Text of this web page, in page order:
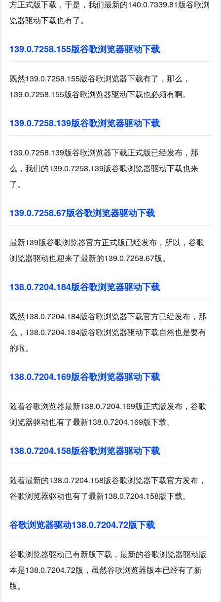
方正式版下载，于是，我们最新的140.0.7339.81版谷歌浏
览器驱动下载也有了。
139.0.7258.155版谷歌浏览器驱动下载
既然139.0.7258.155版谷歌浏览器下载有了，那么，
139.0.7258.155版谷歌浏览器驱动下载也必须有啊。
139.0.7258.139版谷歌浏览器驱动下载
139.0.7258.139版谷歌浏览器下载正式版已经发布，那
么，我们的139.0.7258.139版谷歌浏览器驱动下载也来
了。
139.0.7258.67版谷歌浏览器驱动下载
最新139版谷歌浏览器官方正式版已经发布，所以，谷歌
浏览器驱动也迎来了最新的139.0.7258.67版。
138.0.7204.184版谷歌浏览器驱动下载
既然138.0.7204.184版谷歌浏览器下载官方已经发布，那
么，138.0.7204.184版谷歌浏览器驱动下载自然也是要有
的啦。
138.0.7204.169版谷歌浏览器驱动下载
随着谷歌浏览器最新138.0.7204.169版正式版发布，谷歌
浏览器驱动也有了最新138.0.7204.169版下载。
138.0.7204.158版谷歌浏览器驱动下载
随着最新的138.0.7204.158版谷歌浏览器下载官方发布，
谷歌浏览器驱动也有了最新138.0.7204.158版下载。
谷歌浏览器驱动138.0.7204.72版下载
谷歌浏览器驱动已有新版下载，最新的谷歌浏览器驱动版
本是138.0.7204.72版，虽然谷歌浏览器版本已经有了新
版。